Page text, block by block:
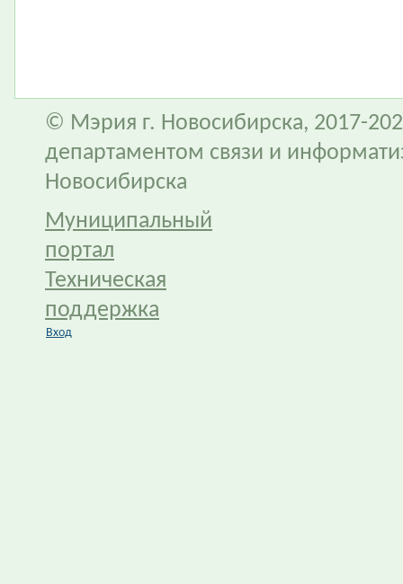
© Мэрия г. Новосибирска, 2017-
департаментом связи и
Новосибирска
Муниципальный
портал
Техническая
поддержка
Вход